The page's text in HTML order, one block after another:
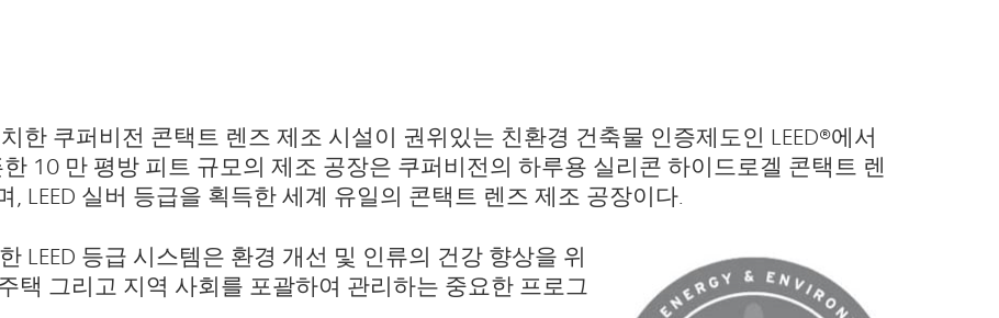
한 쿠퍼비전 콘택트 렌즈 제조 시설이 권위있는 친환경 건축물 인증제도인 LEED®에서
10 만 평방 피트 규모의 제조 공장은 쿠퍼비전의 하루용 실리콘 하이드로겔 콘택트 렌
LEED 실버 등급을 획득한 세계 유일의 콘택트 렌즈 제조 공장이다.
LEED 등급 시스템은 환경 개선 및 인류의 건강 향상을 위
택 그리고 지역 사회를 포괄하여 관리하는 중요한 프로그